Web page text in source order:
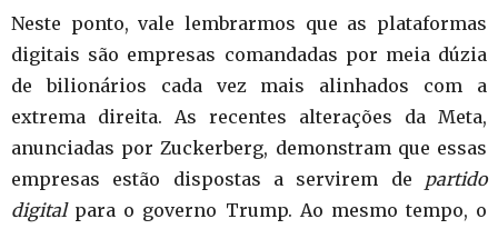
Neste ponto, vale lembrarmos que as plataformas
digitais são empresas comandadas por meia dúzia
de bilionários cada vez mais alinhados com a
extrema direita. As recentes alterações da Meta,
anunciadas por Zuckerberg, demonstram que essas
empresas estão dispostas a servirem de partido
digitalpara o governo Trump. Ao mesmo tempo, o